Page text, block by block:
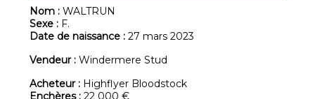
Nom :WALTRUN
Sexe : F.
Date de naissance :27 mars 2023
Vendeur :Windermere Stud
Acheteur : Highflyer Bloodstock
Enchères :22 000 €